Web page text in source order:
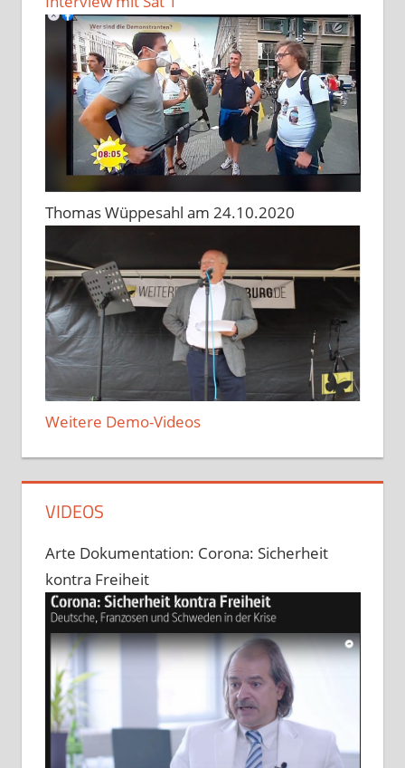
Thomas Wüppesahl am 24.10.2020
Weitere Demo-Videos
VIDEOS
Arte Dokumentation: Corona: Sicherheit
kontra Freiheit